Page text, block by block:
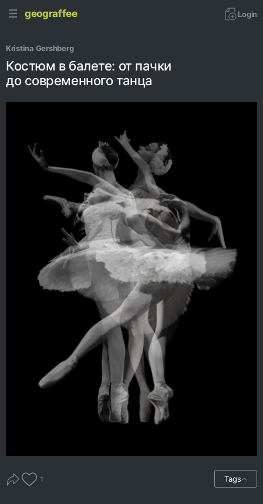
geograffee Login
Kristina Gershberg
Костюм в балете: от пачки
до современного танца
1 Tags